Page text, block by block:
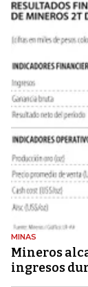
MINAS
Mineros
ingresos